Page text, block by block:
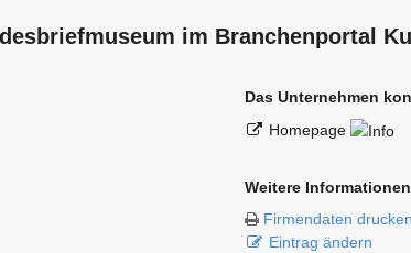
im Branchen­portal
Das Unternehmen
Homepage
Weitere Informationen
Firmendaten drucken
Eintrag ändern